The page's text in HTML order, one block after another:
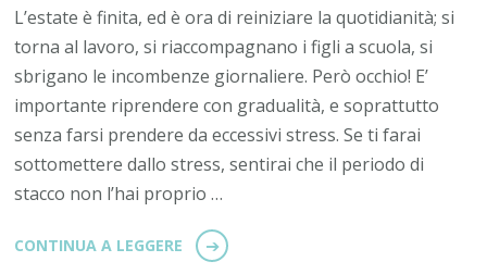
L’estate è finita, ed è ora di reiniziare la quotidianità; si
torna al lavoro, si riaccompagnano i figli a scuola, si
sbrigano le incombenze giornaliere. Però occhio! E’
importante riprendere con gradualità, e soprattutto
senza farsi prendere da eccessivi stress. Se ti farai
sottomettere dallo stress, sentirai che il periodo di
stacco non l’hai proprio …
CONTINUA A LEGGERE